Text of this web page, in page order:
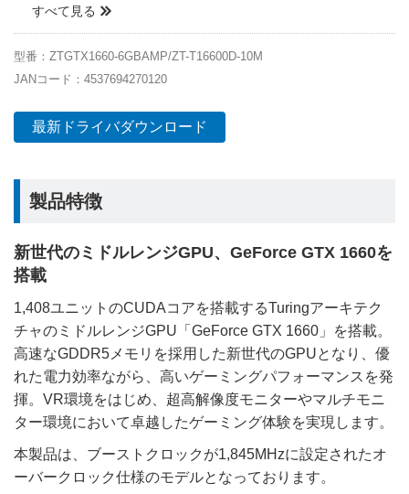
すべて見る
型番：ZTGTX1660-6GBAMP/ZT-T16600D-10M
JANコード：4537694270120
最新ドライバダウンロード
製品特徴
新世代のミドルレンジGPU、GeForce GTX 1660を
搭載
1,408ユニットのCUDAコアを搭載するTuringアーキテク
チャのミドルレンジGPU「GeForce GTX 1660」を搭載。
高速なGDDR5メモリを採用した新世代のGPUとなり、優
れた電力効率ながら、高いゲーミングパフォーマンスを発
揮。VR環境をはじめ、超高解像度モニターやマルチモニ
ター環境において卓越したゲーミング体験を実現します。
本製品は、ブーストクロックが1,845MHzに設定されたオ
ーバークロック仕様のモデルとなっております。